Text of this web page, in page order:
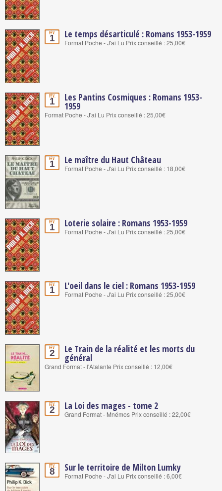
Fév.
1 Le temps désarticulé : Romans 1953-1959
Format Poche - J'ai Lu Prix conseillé : 25,00€
Fév.
1 Les Pantins Cosmiques : Romans 1953-
1959
Format Poche - J'ai Lu Prix conseillé : 25,00€
Fév.
1 Le maître du Haut Château
Format Poche - J'ai Lu Prix conseillé : 18,00€
Fév.
1 Loterie solaire : Romans 1953-1959
Format Poche - J'ai Lu Prix conseillé : 25,00€
Fév.
1 L'oeil dans le ciel : Romans 1953-1959
Format Poche - J'ai Lu Prix conseillé : 25,00€
Fév.
2 Le Train de la réalité et les morts du
général
Grand Format - l'Atalante Prix conseillé : 12,00€
Fév.
2 La Loi des mages - tome 2
Grand Format - Mnémos Prix conseillé : 22,00€
Fév.
8 Sur le territoire de Milton Lumky
Format Poche - J'ai Lu Prix conseillé : 6,00€